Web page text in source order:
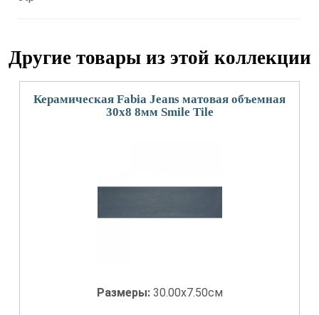
Другие товары из этой коллекции
Керамическая Fabia Jeans матовая объемная
30x8 8мм Smile Tile
Размеры: 30.00x7.50см